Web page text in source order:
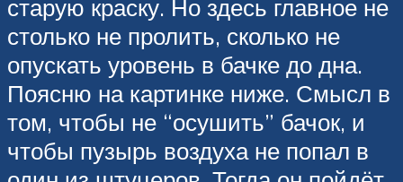
старую краску. Но здесь главное не
столько не пролить, сколько не
опускать уровень в бачке до дна.
Поясню на картинке ниже. Смысл в
том, чтобы не “осушить” бачок, и
чтобы пузырь воздуха не попал в